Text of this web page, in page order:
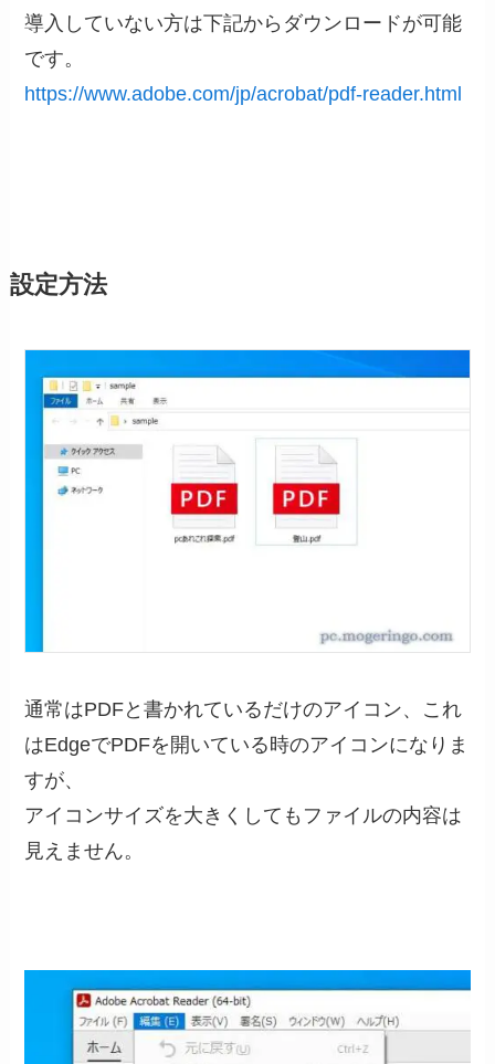
導入していない方は下記からダウンロードが可能
です。
https://www.adobe.com/jp/acrobat/pdf-reader.html
設定方法
通常はPDFと書かれているだけのアイコン、これ
はEdgeでPDFを開いている時のアイコンになりま
すが、
アイコンサイズを大きくしてもファイルの内容は
見えません。